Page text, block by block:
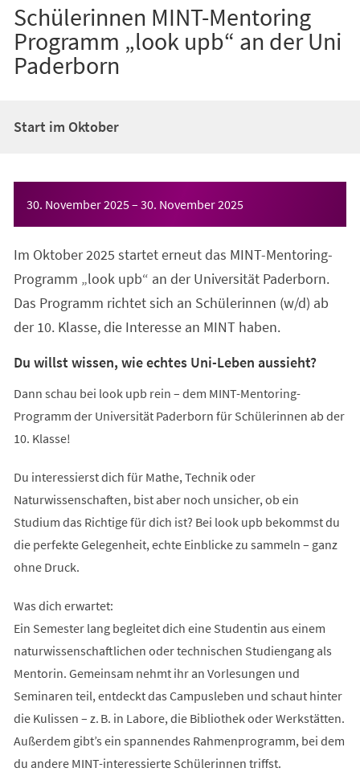
Schülerinnen MINT-Mentoring
Programm „look upb“ an der Uni
Paderborn
Start im Oktober
30. November 2025– 30. November 2025
Im Oktober 2025 startet erneut das MINT-Mentoring-
Programm „look upb“ an der Universität Paderborn.
Das Programm richtet sich an Schülerinnen (w/d) ab
der 10. Klasse, die Interesse an MINT haben.
Du willst wissen, wie echtes Uni-Leben aussieht?
Dann schau bei look upb rein – dem MINT-Mentoring-
Programm der Universität Paderborn für Schülerinnen ab der
10. Klasse!
Du interessierst dich für Mathe, Technik oder
Naturwissenschaften, bist aber noch unsicher, ob ein
Studium das Richtige für dich ist? Bei look upb bekommst du
die perfekte Gelegenheit, echte Einblicke zu sammeln – ganz
ohne Druck.
Was dich erwartet:
Ein Semester lang begleitet dich eine Studentin aus einem
naturwissenschaftlichen oder technischen Studiengang als
Mentorin. Gemeinsam nehmt ihr an Vorlesungen und
Seminaren teil, entdeckt das Campusleben und schaut hinter
die Kulissen – z. B. in Labore, die Bibliothek oder Werkstätten.
Außerdem gibt’s ein spannendes Rahmenprogramm, bei dem
du andere MINT-interessierte Schülerinnen triffst.